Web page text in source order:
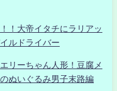
！大帝イタチにラリアッ
ルドライバー
リーちゃん人形！豆腐メ
ぬいぐるみ男子末路編